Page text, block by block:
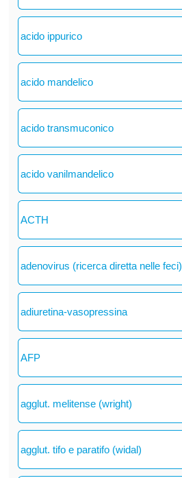
acido ippurico
acido mandelico
acido transmuconico
acido vanilmandelico
ACTH
adenovirus (ricerca diretta nelle feci)
adiuretina-vasopressina
AFP
agglut. melitense (wright)
agglut. tifo e paratifo (widal)